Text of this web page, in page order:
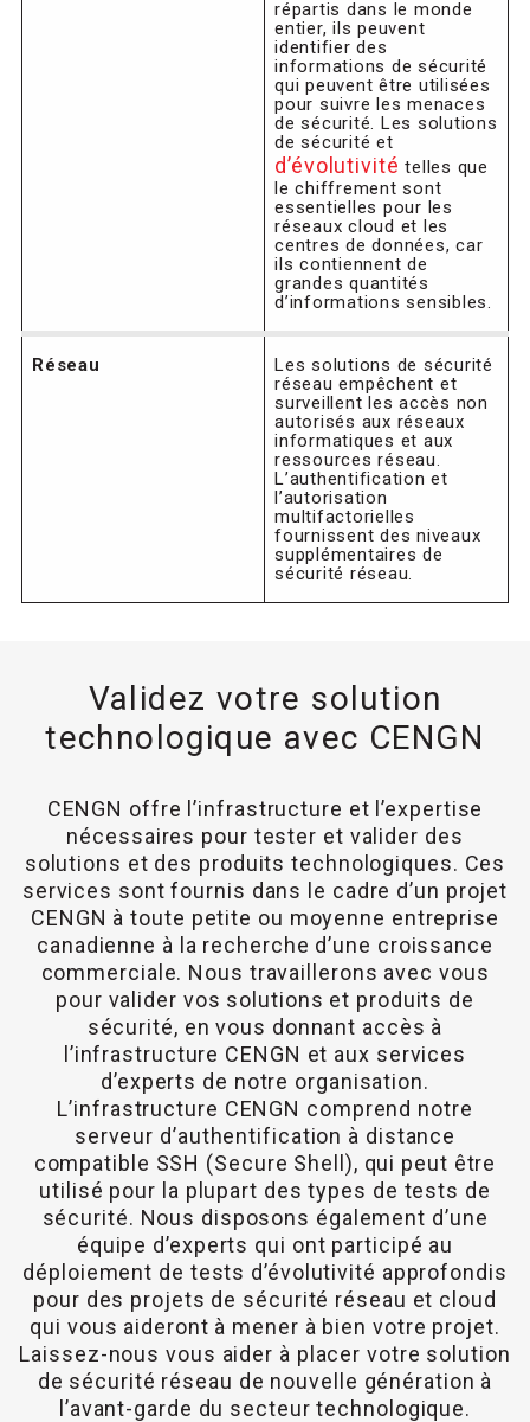
répartis dans le monde
entier, ils peuvent
identifier des
informations de sécurité
qui peuvent être utilisées
pour suivre les menaces
de sécurité. Les solutions
de sécurité et
d’évolutivité telles que
le chiffrement sont
essentielles pour les
réseaux cloud et les
centres de données, car
ils contiennent de
grandes quantités
d’informations sensibles.
Réseau
Les solutions de sécurité
réseau empêchent et
surveillent les accès non
autorisés aux réseaux
informatiques et aux
ressources réseau.
L’authentification et
l’autorisation
multifactorielles
fournissent des niveaux
supplémentaires de
sécurité réseau.
Validez votre solution
technologique avec CENGN
CENGN offre l’infrastructure et l’expertise
nécessaires pour tester et valider des
solutions et des produits technologiques. Ces
services sont fournis dans le cadre d’un projet
CENGN à toute petite ou moyenne entreprise
canadienne à la recherche d’une croissance
commerciale. Nous travaillerons avec vous
pour valider vos solutions et produits de
sécurité, en vous donnant accès à
l’infrastructure CENGN et aux services
d’experts de notre organisation.
L’infrastructure CENGN comprend notre
serveur d’authentification à distance
compatible SSH (Secure Shell), qui peut être
utilisé pour la plupart des types de tests de
sécurité. Nous disposons également d’une
équipe d’experts qui ont participé au
déploiement de tests d’évolutivité approfondis
pour des projets de sécurité réseau et cloud
qui vous aideront à mener à bien votre projet.
Laissez-nous vous aider à placer votre solution
de sécurité réseau de nouvelle génération à
l’avant-garde du secteur technologique.